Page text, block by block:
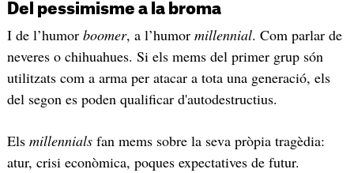
Del pessimisme a la broma
I de l’humor boomer, a l’humor millennial. Com parlar de
neveres o chihuahues. Si els mems del primer grup són
utilitzats com a arma per atacar a tota una generació, els
del segon es poden qualificar d'autodestructius.
Els millennialsfan mems sobre la seva pròpia tragèdia:
atur, crisi econòmica, poques expectatives de futur.